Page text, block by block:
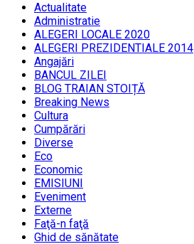
Actualitate
Administratie
ALEGERI LOCALE 2020
ALEGERI PREZIDENTIALE 2014
Angajări
BANCUL ZILEI
BLOG TRAIAN STOIȚĂ
Breaking News
Cultura
Cumpărări
Diverse
Eco
Economic
EMISIUNI
Eveniment
Externe
Faţă-n faţă
Ghid de sănătate